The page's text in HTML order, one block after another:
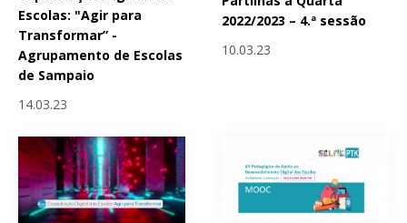
Escolas: "Agir para
Transformar” -
Agrupamento de Escolas
de Sampaio
14.03.23
2022/2023 – 4.ª sessão
10.03.23